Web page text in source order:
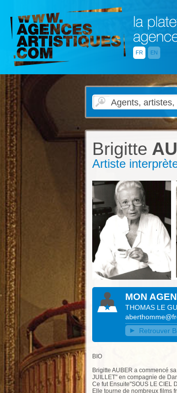
FR EN
Brigitte
Artiste
MON
THOMAS LE
Retrouver
BIO
Brigitte AUBER a commencé
JUILLET" en compagnie de
Ce fut Ensuite"SOUS LE CIEL
Elle tourne de nombreux films